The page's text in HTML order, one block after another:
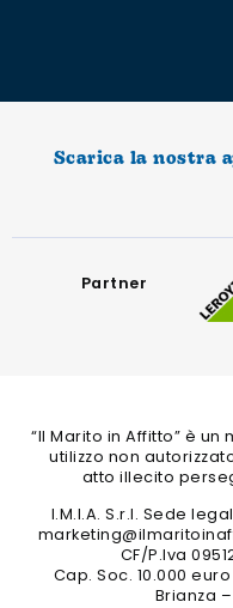
Scarica la nostra
Partner
“Il Marito in Affitto” è
utilizzo non
atto illecito
I.M.I.A. S.r.l. Sede
CF/P.Iva
Cap. Soc. 10.000
Brianza